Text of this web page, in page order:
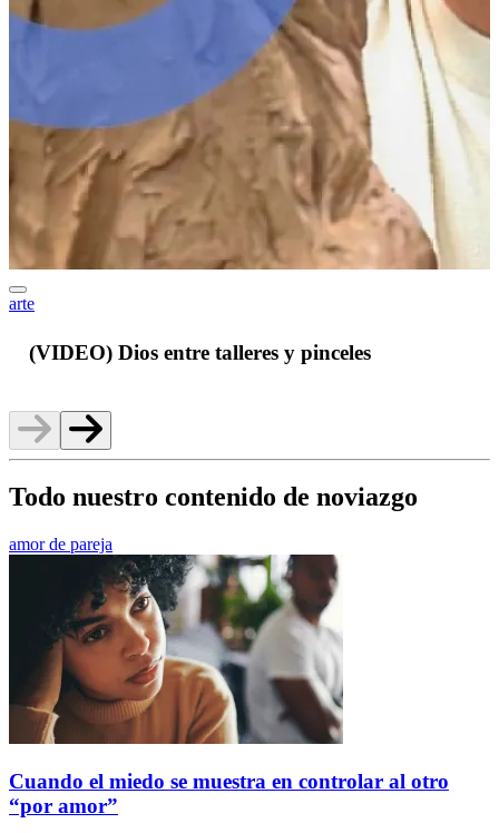
arte
(VIDEO) Dios entre talleres y pinceles
Todo nuestro contenido de noviazgo
amor de pareja
Cuando el miedo se muestra en controlar al otro
“por amor”